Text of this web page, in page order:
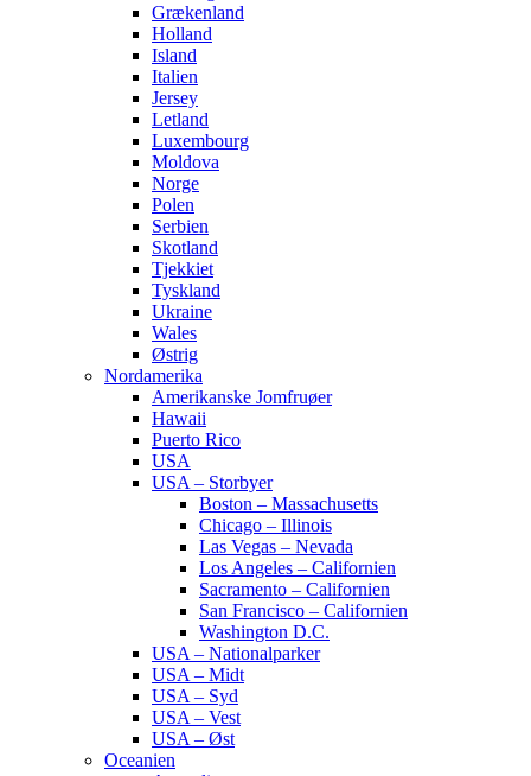
Grækenland
Holland
Island
Italien
Jersey
Letland
Luxembourg
Moldova
Norge
Polen
Serbien
Skotland
Tjekkiet
Tyskland
Ukraine
Wales
Østrig
Nordamerika
Amerikanske Jomfruøer
Hawaii
Puerto Rico
USA
USA – Storbyer
Boston – Massachusetts
Chicago – Illinois
Las Vegas – Nevada
Los Angeles – Californien
Sacramento – Californien
San Francisco – Californien
Washington D.C.
USA – Nationalparker
USA – Midt
USA – Syd
USA – Vest
USA – Øst
Oceanien